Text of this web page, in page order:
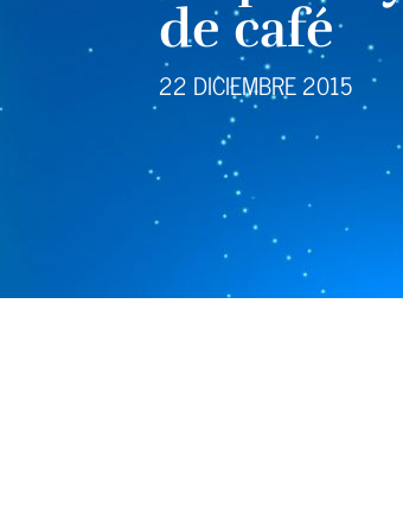
de café
22 DICIEMBRE 2015